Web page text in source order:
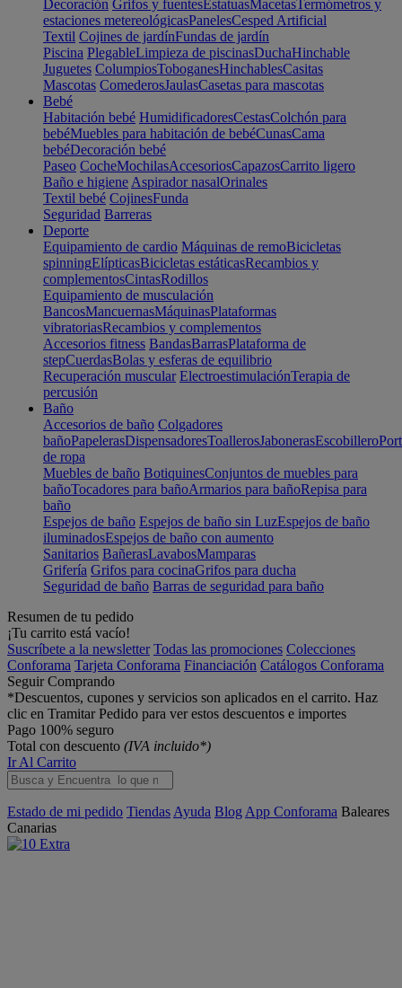
Decoración Grifos y fuentesEstatuasMacetasTermómetros y
estaciones metereológicasPanelesCesped Artificial
Textil Cojines de jardínFundas de jardín
Piscina PlegableLimpieza de piscinasDuchaHinchable
Juguetes ColumpiosToboganesHinchablesCasitas
Mascotas ComederosJaulasCasetas para mascotas
Bebé
Habitación bebé HumidificadoresCestasColchón para
bebéMuebles para habitación de bebéCunasCama
bebéDecoración bebé
Paseo CocheMochilasAccesoriosCapazosCarrito ligero
Baño e higiene Aspirador nasalOrinales
Textil bebé CojinesFunda
Seguridad Barreras
Deporte
Equipamiento de cardio Máquinas de remoBicicletas
spinningElípticasBicicletas estáticasRecambios y
complementosCintasRodillos
Equipamiento de musculación
BancosMancuernasMáquinasPlataformas
vibratoriasRecambios y complementos
Accesorios fitness BandasBarrasPlataforma de
stepCuerdasBolas y esferas de equilibrio
Recuperación muscular ElectroestimulaciónTerapia de
percusión
Baño
Accesorios de baño Colgadores
bañoPapelerasDispensadoresToallerosJabonerasEscobillero
de ropa
Muebles de baño BotiquinesConjuntos de muebles para
bañoTocadores para bañoArmarios para bañoRepisa para
baño
Espejos de baño Espejos de baño sin LuzEspejos de baño
iluminadosEspejos de baño con aumento
Sanitarios BañerasLavabosMamparas
Grifería Grifos para cocinaGrifos para ducha
Seguridad de baño Barras de seguridad para baño
Resumen de tu pedido
¡Tu carrito está vacío!
Suscríbete a la newsletter Todas las promociones Colecciones
Conforama Tarjeta Conforama Financiación Catálogos Conforama
Seguir Comprando
*Descuentos, cupones y servicios son aplicados en el carrito. Haz
clic en Tramitar Pedido para ver estos descuentos e importes
Pago 100% seguro
Total con descuento (IVA incluido*)
Ir Al Carrito
Estado de mi pedido Tiendas Ayuda Blog App Conforama Baleares
Canarias